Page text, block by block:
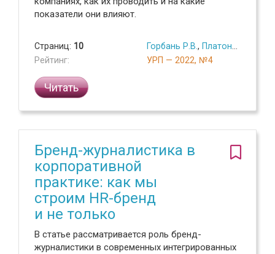
показатели они влияют.
Страниц: 10
Рейтинг:
Горбань Р.В. , Платонов А.Г.
УРП — 2022, №4
Читать
Бренд-журналистика в
корпоративной
практике: как мы
строим HR-бренд
и не только
В статье рассматривается роль бренд-
журналистики в современных интегрированных